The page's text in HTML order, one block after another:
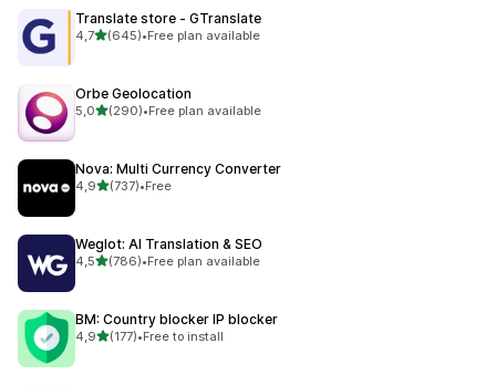
Translate store ‑ GTranslate
4,7/ 5 tähteä
(645)
645 arvostelua yhteensä
•Free plan available
Orbe Geolocation
5,0/ 5 tähteä
(290)
290 arvostelua yhteensä
•Free plan available
Nova: Multi Currency Converter
4,9/ 5 tähteä
(737)
737 arvostelua yhteensä
•Free
Weglot: AI Translation & SEO
4,5/ 5 tähteä
(786)
786 arvostelua yhteensä
•Free plan available
BM: Country blocker IP blocker
4,9/ 5 tähteä
(177)
177 arvostelua yhteensä
•Free to install